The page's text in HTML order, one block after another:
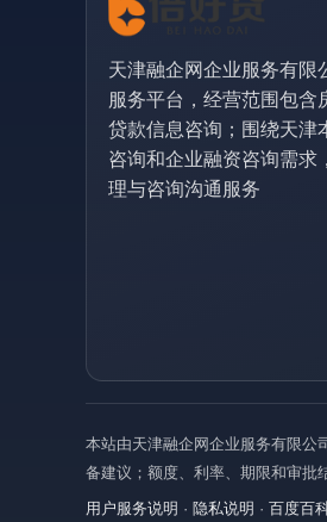
天津融企网企业服务有限
服务平台，经营范围包含
贷款信息咨询；围绕天津
咨询和企业融资咨询需求
理与咨询沟通服务
本站由天津融企网企业服务有限公
备建议；额度、利率、期限和审批
用户服务说明 · 隐私说明 · 百度百